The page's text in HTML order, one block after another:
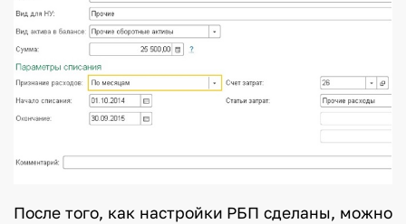
После того, как настройки РБП сделаны, можно